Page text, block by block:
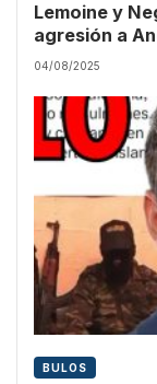
Lemoine y
agresión a
ultraderecha
04/08/2025
BULOS